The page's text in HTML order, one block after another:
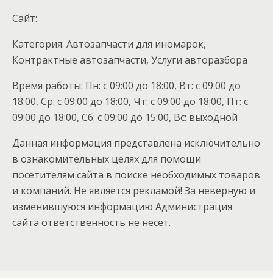
Cайт:
Категория: Автозапчасти для иномарок,
Контрактные автозапчасти, Услуги авторазбора
Время работы: Пн: с 09:00 до 18:00, Вт: с 09:00 до
18:00, Ср: с 09:00 до 18:00, Чт: с 09:00 до 18:00, Пт: с
09:00 до 18:00, Сб: с 09:00 до 15:00, Вс: выходной
Данная информация представлена исключительно
в ознакомительных целях для помощи
посетителям сайта в поиске необходимых товаров
и компаний. Не является рекламой! За неверную и
изменившуюся информацию Администрация
сайта ответственность не несет.